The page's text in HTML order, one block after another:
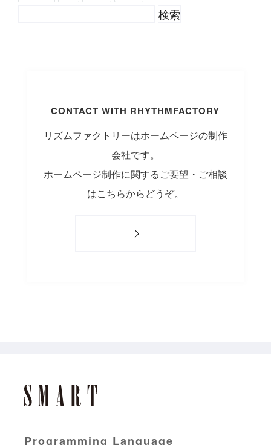
CONTACT WITH RHYTHMFACTORY
リズムファクトリーはホームページの制作
会社です。
ホームページ制作に関するご要望・ご相談
はこちらからどうぞ。
Programming Language